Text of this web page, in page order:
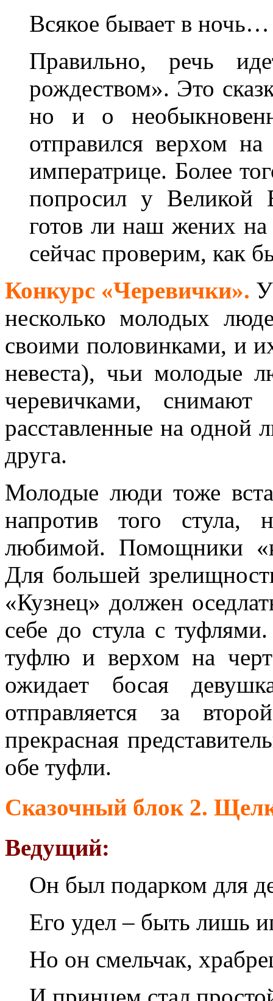
Всякое бывает в
Правильно, речь
рождеством». Это
но и о
отправился верхом
императрице. Более
попросил у Великой
готов ли наш жених
сейчас проверим, как
Конкурс «Черевички».
несколько молодых
своими половинками, и
невеста), чьи молодые
черевичками,
расставленные на одной
друга.
Молодые люди тоже
напротив того стула,
любимой. Помощники
Для большей
«Кузнец» должен
себе до стула с
туфлю и верхом на
ожидает босая
отправляется за
прекрасная
обе туфли.
Сказочный блок 2.
Ведущий:
Он был подарком для
Его удел – быть лишь
Но он смельчак,